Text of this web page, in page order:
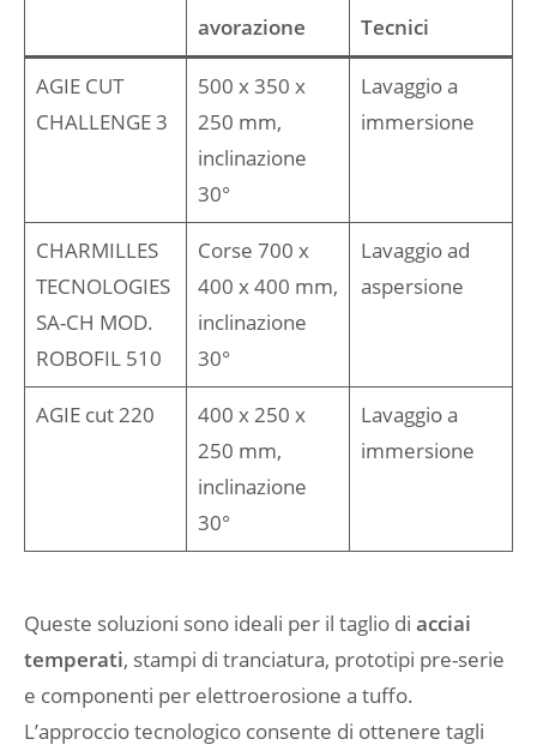
avorazione
Tecnici
AGIE CUT
CHALLENGE 3
500 x 350 x
250 mm,
inclinazione
30°
Lavaggio a
immersione
CHARMILLES
TECNOLOGIES
SA-CH MOD.
ROBOFIL 510
Corse 700 x
400 x 400 mm,
inclinazione
30°
Lavaggio ad
aspersione
AGIE cut 220
400 x 250 x
250 mm,
inclinazione
30°
Lavaggio a
immersione
Queste soluzioni sono ideali per il taglio di acciai
temperati, stampi di tranciatura, prototipi pre-serie
e componenti per elettroerosione a tuffo.
L’approccio tecnologico consente di ottenere tagli